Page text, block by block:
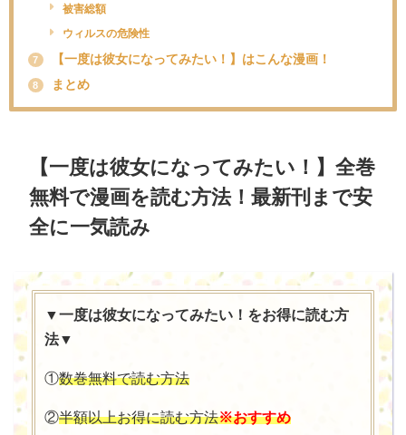
被害総額
ウィルスの危険性
7 【一度は彼女になってみたい！】はこんな漫画！
8 まとめ
【一度は彼女になってみたい！】全巻
無料で漫画を読む方法！最新刊まで安
全に一気読み
▼一度は彼女になってみたい！をお得に読む方
法▼
①数巻無料で読む方法
②半額以上お得に読む方法※おすすめ